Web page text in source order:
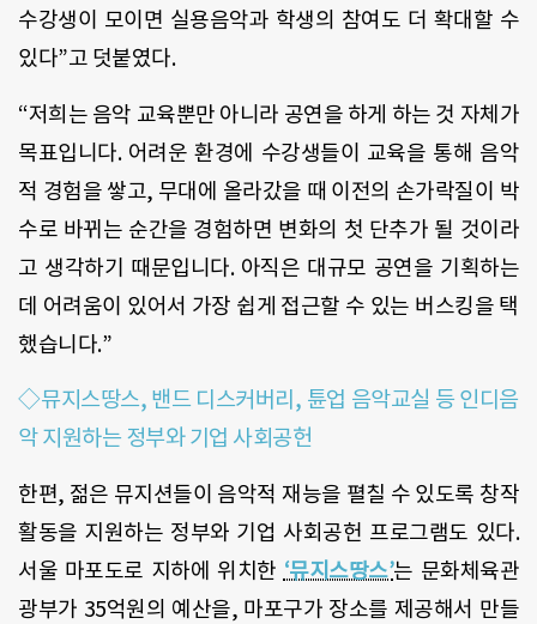
수강생이 모이면 실용음악과 학생의 참여도 더 확대할 수
있다”고 덧붙였다.
“저희는 음악 교육뿐만 아니라 공연을 하게 하는 것 자체가
목표입니다. 어려운 환경에 수강생들이 교육을 통해 음악
적 경험을 쌓고, 무대에 올라갔을 때 이전의 손가락질이 박
수로 바뀌는 순간을 경험하면 변화의 첫 단추가 될 것이라
고 생각하기 때문입니다. 아직은 대규모 공연을 기획하는
데 어려움이 있어서 가장 쉽게 접근할 수 있는 버스킹을 택
했습니다.”
◇뮤지스땅스, 밴드 디스커버리, 튠업 음악교실 등 인디음
악 지원하는 정부와 기업 사회공헌
한편, 젊은 뮤지션들이 음악적 재능을 펼칠 수 있도록 창작
활동을 지원하는 정부와 기업 사회공헌 프로그램도 있다.
서울 마포도로 지하에 위치한 ‘뮤지스땅스’는 문화체육관
광부가 35억원의 예산을, 마포구가 장소를 제공해서 만들